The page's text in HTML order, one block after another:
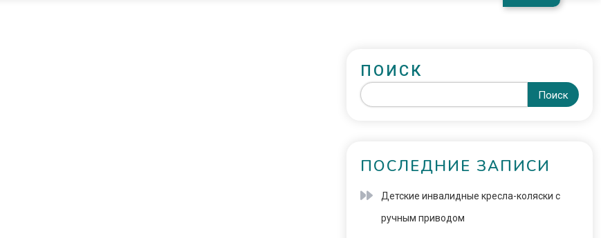
ПОИСК
Поиск
ПОСЛЕДНИЕ ЗАПИСИ
Детские инвалидные кресла-коляски с
ручным приводом